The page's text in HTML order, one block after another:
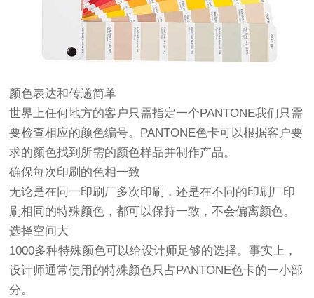
颜色表达和传递简单
世界上任何地方的客户只需指定一个PANTONE我们只需
要检查相应的颜色编号。PANTONE色卡可以根据客户要
求的颜色找到所需的颜色样品并制作产品。
确保每次印刷的色相一致
无论是在同一印刷厂多次印刷，还是在不同的印刷厂印
刷相同的特殊颜色，都可以保持一致，不会偏离颜色。
选择空间大
1000多种特殊颜色可以给设计师足够的选择。事实上，
设计师通常使用的特殊颜色只占PANTONE色卡的一小部
分。